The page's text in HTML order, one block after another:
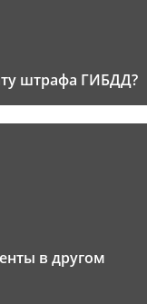
штрафа ГИБДД?
в другом